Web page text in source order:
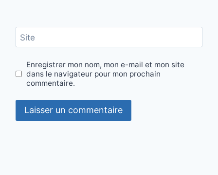
Site
Enregistrer mon nom, mon e-mail et mon site
dans le navigateur pour mon prochain
commentaire.